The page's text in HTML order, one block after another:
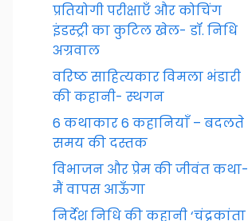
प्रतियोगी परीक्षाएँ और कोचिंग
इंडस्ट्री का कुटिल खेल- डॉ. निधि
अग्रवाल
वरिष्ठ साहित्यकार विमला भंडारी
की कहानी- स्थगन
6 कथाकार 6 कहानियाँ – बदलते
समय की दस्तक
विभाजन और प्रेम की जीवंत कथा-
मैं वापस आऊँगा
निर्देश निधि की कहानी ‘चंद्रकांता